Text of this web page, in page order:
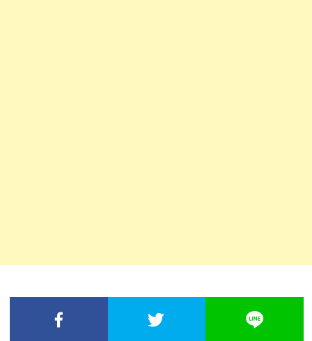
FACEBOOKでシェア TWITTERでシェア